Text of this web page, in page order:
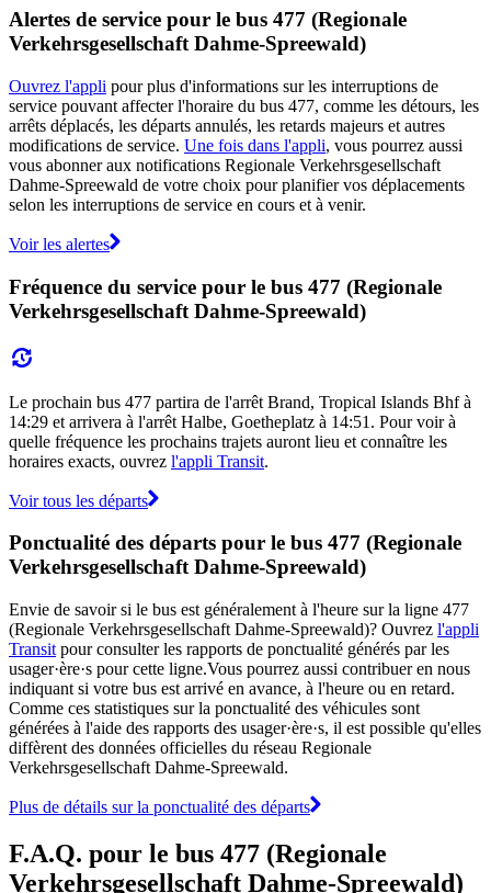
Alertes de service pour le bus 477 (Regionale
Verkehrsgesellschaft Dahme-Spreewald)
Ouvrez l'appli pour plus d'informations sur les interruptions de
service pouvant affecter l'horaire du bus 477, comme les détours, les
arrêts déplacés, les départs annulés, les retards majeurs et autres
modifications de service. Une fois dans l'appli, vous pourrez aussi
vous abonner aux notifications Regionale Verkehrsgesellschaft
Dahme-Spreewald de votre choix pour planifier vos déplacements
selon les interruptions de service en cours et à venir.
Voir les alertes
Fréquence du service pour le bus 477 (Regionale
Verkehrsgesellschaft Dahme-Spreewald)
Le prochain bus 477 partira de l'arrêt Brand, Tropical Islands Bhf à
14:29 et arrivera à l'arrêt Halbe, Goetheplatz à 14:51. Pour voir à
quelle fréquence les prochains trajets auront lieu et connaître les
horaires exacts, ouvrez l'appli Transit.
Voir tous les départs
Ponctualité des départs pour le bus 477 (Regionale
Verkehrsgesellschaft Dahme-Spreewald)
Envie de savoir si le bus est généralement à l'heure sur la ligne 477
(Regionale Verkehrsgesellschaft Dahme-Spreewald)? Ouvrez l'appli
Transit pour consulter les rapports de ponctualité générés par les
usager·ère·s pour cette ligne.Vous pourrez aussi contribuer en nous
indiquant si votre bus est arrivé en avance, à l'heure ou en retard.
Comme ces statistiques sur la ponctualité des véhicules sont
générées à l'aide des rapports des usager·ère·s, il est possible qu'elles
diffèrent des données officielles du réseau Regionale
Verkehrsgesellschaft Dahme-Spreewald.
Plus de détails sur la ponctualité des départs
F.A.Q. pour le bus 477 (Regionale
Verkehrsgesellschaft Dahme-Spreewald)